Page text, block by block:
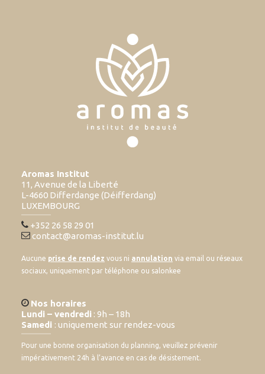
Aromas Institut
11, Avenue de la Liberté
L-4660 Differdange (Déifferdang)
LUXEMBOURG
+352 26 58 29 01
contact@aromas-institut.lu
Aucune prise de rendez vous ni annulation via email ou réseaux
sociaux, uniquement par téléphone ou salonkee
Nos horaires
Lundi – vendredi : 9h – 18h
Samedi : uniquement sur rendez-vous
Pour une bonne organisation du planning, veuillez prévenir
impérativement 24h à l’avance en cas de désistement.